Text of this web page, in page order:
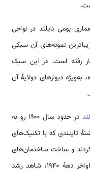
بومی تایلند در نواحی
نمونه‌های آن سبکی
رفته است. در این سبک
دیوارهای دولایهٔ آن
در حدود سال ۱۹۰۰ رو به
تایلندی که با تکنیک‌های
کردند و ساخت ساختمان‌های
کاهش یافت. از اواخر دههٔ ۱۹۴۰، شاهد رشد